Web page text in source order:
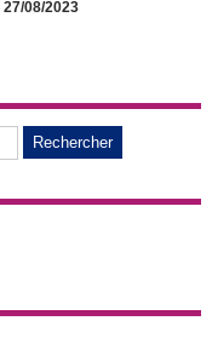
08/2023